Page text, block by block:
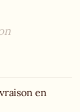
en